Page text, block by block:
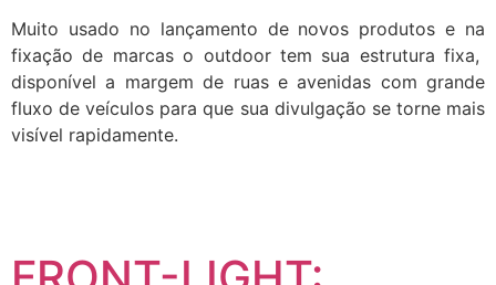
Muito usado no lançamento de novos produtos e na
fixação de marcas o outdoor tem sua estrutura fixa,
disponível a margem de ruas e avenidas com grande
fluxo de veículos para que sua divulgação se torne mais
visível rapidamente.